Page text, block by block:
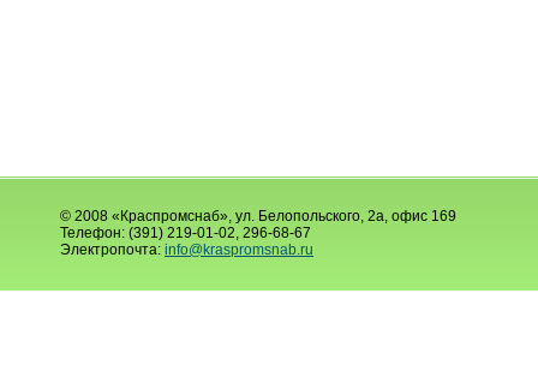
© 2008 «Краспромснаб», ул. Белопольского, 2а, офис 169
Телефон: (391) 219-01-02, 296-68-67
Электропочта: info@kraspromsnab.ru